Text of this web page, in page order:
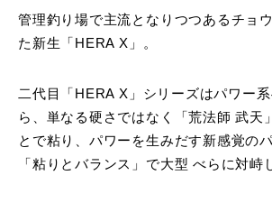
管理釣り場で主流となりつつあるチョ
た新生「HERA X」。
二代目「HERA X」シリーズはパワー
ら、単なる硬さではなく「荒法師 武天
とで粘り、パワーを生みだす新感覚の
「粘りとバランス」で大型 べらに対峙